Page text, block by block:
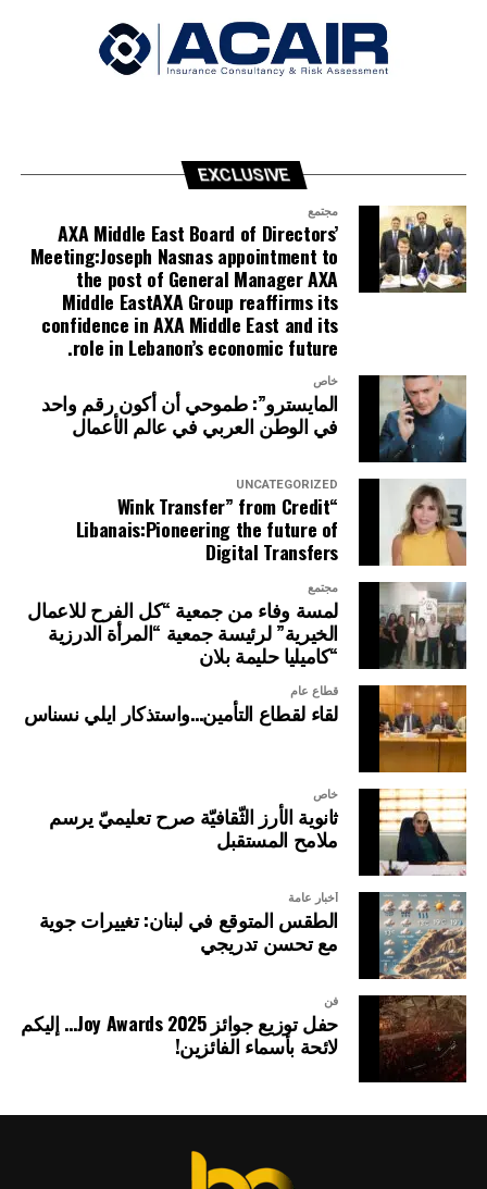
EXCLUSIVE
مجتمع
AXA Middle East Board of Directors’
Meeting:Joseph Nasnas appointment to
the post of General Manager AXA
Middle EastAXA Group reaffirms its
confidence in AXA Middle East and its
role in Lebanon’s economic future.
خاص
المايسترو”: طموحي أن أكون رقم واحد
في الوطن العربي في عالم الأعمال
UNCATEGORIZED
“Wink Transfer” from Credit
Libanais:Pioneering the future of
Digital Transfers
مجتمع
لمسة وفاء من جمعية “كل الفرح للاعمال
الخيرية” لرئيسة جمعية “المرأة الدرزية
“كاميليا حليمة بلان
قطاع عام
لقاء لقطاع التأمين…واستذكار ايلي نسناس
خاص
ثانوية الأرز الثّقافيّة صرح تعليميّ يرسم
ملامح المستقبل
أخبار عامة
الطقس المتوقع في لبنان: تغييرات جوية
مع تحسن تدريجي
فن
حفل توزيع جوائز Joy Awards 2025… إليكم
لائحة بأسماء الفائزين!